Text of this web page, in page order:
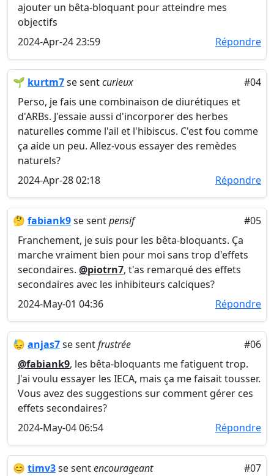
ajouter un bêta-bloquant pour atteindre mes
objectifs
2024-Apr-24 23:59
Répondre
🌱 kurtm7se sentcurieux
#04
Perso, je fais une combinaison de diurétiques et
d'ARBs. J'essaie aussi d'incorporer des herbes
naturelles comme l'ail et l'hibiscus. C'est fou comme
ça aide un peu. Allez-vous essayer des remèdes
naturels?
2024-Apr-28 02:18
Répondre
🤔 fabiank9se sentpensif
#05
Franchement, je suis pour les bêta-bloquants. Ça
marche vraiment bien pour moi sans trop d'effets
secondaires. @piotrn7, t'as remarqué des effets
secondaires avec les inhibiteurs calciques?
2024-May-01 04:36
Répondre
😓 anjas7se sentfrustrée
#06
@fabiank9, les bêta-bloquants me fatiguent trop.
J'ai voulu essayer les IECA, mais ça me faisait tousser.
Vous avez des suggestions sur comment gérer ces
effets secondaires?
2024-May-04 06:54
Répondre
😊 timv3se sentencourageant
#07